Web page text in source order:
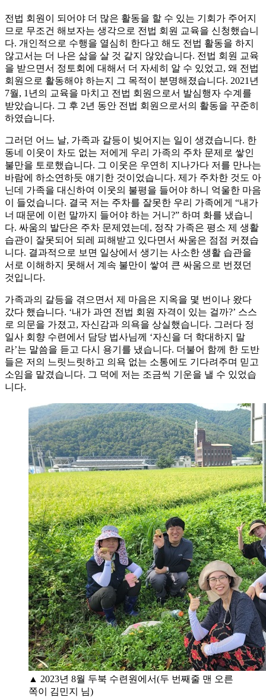
전법 회원이 되어야 더 많은 활동을 할 수 있는 기회가 주어지
므로 무조건 해보자는 생각으로 전법 회원 교육을 신청했습니
다. 개인적으로 수행을 열심히 한다고 해도 전법 활동을 하지
않고서는 더 나은 삶을 살 것 같지 않았습니다. 전법 회원 교육
을 받으면서 정토회에 대해서 더 자세히 알 수 있었고, 왜 전법
회원으로 활동해야 하는지 그 목적이 분명해졌습니다. 2021년
7월, 1년의 교육을 마치고 전법 회원으로서 발심행자 수계를
받았습니다. 그 후 2년 동안 전법 회원으로서의 활동을 꾸준히
하였습니다.
그러던 어느 날, 가족과 갈등이 빚어지는 일이 생겼습니다. 한
동네 이웃이 차도 없는 저에게 우리 가족의 주차 문제로 쌓인
불만을 토로했습니다. 그 이웃은 우연히 지나가다 저를 만나는
바람에 하소연하듯 얘기한 것이었습니다. 제가 주차한 것도 아
닌데 가족을 대신하여 이웃의 불평을 들어야 하니 억울한 마음
이 들었습니다. 결국 저는 주차를 잘못한 우리 가족에게 “내가
너 때문에 이런 말까지 들어야 하는 거니?” 하며 화를 냈습니
다. 싸움의 발단은 주차 문제였는데, 정작 가족은 평소 제 생활
습관이 잘못되어 되레 피해받고 있다면서 싸움은 점점 커졌습
니다. 결과적으로 보면 일상에서 생기는 사소한 생활 습관을
서로 이해하지 못해서 계속 불만이 쌓여 큰 싸움으로 번졌던
것입니다.
가족과의 갈등을 겪으면서 제 마음은 지옥을 몇 번이나 왔다
갔다 했습니다. ‘내가 과연 전법 회원 자격이 있는 걸까?’ 스스
로 의문을 가졌고, 자신감과 의욕을 상실했습니다. 그러다 정
일사 회향 수련에서 담당 법사님께 ‘자신을 더 학대하지 말
라’는 말씀을 듣고 다시 용기를 냈습니다. 더불어 함께 한 도반
들은 저의 느릿느릿하고 의욕 없는 소통에도 기다려주며 믿고
소임을 맡겼습니다. 그 덕에 저는 조금씩 기운을 낼 수 있었습
니다.
▲ 2023년 8월 두북 수련원에서(두 번째줄 맨 오른
쪽이 김민지 님)